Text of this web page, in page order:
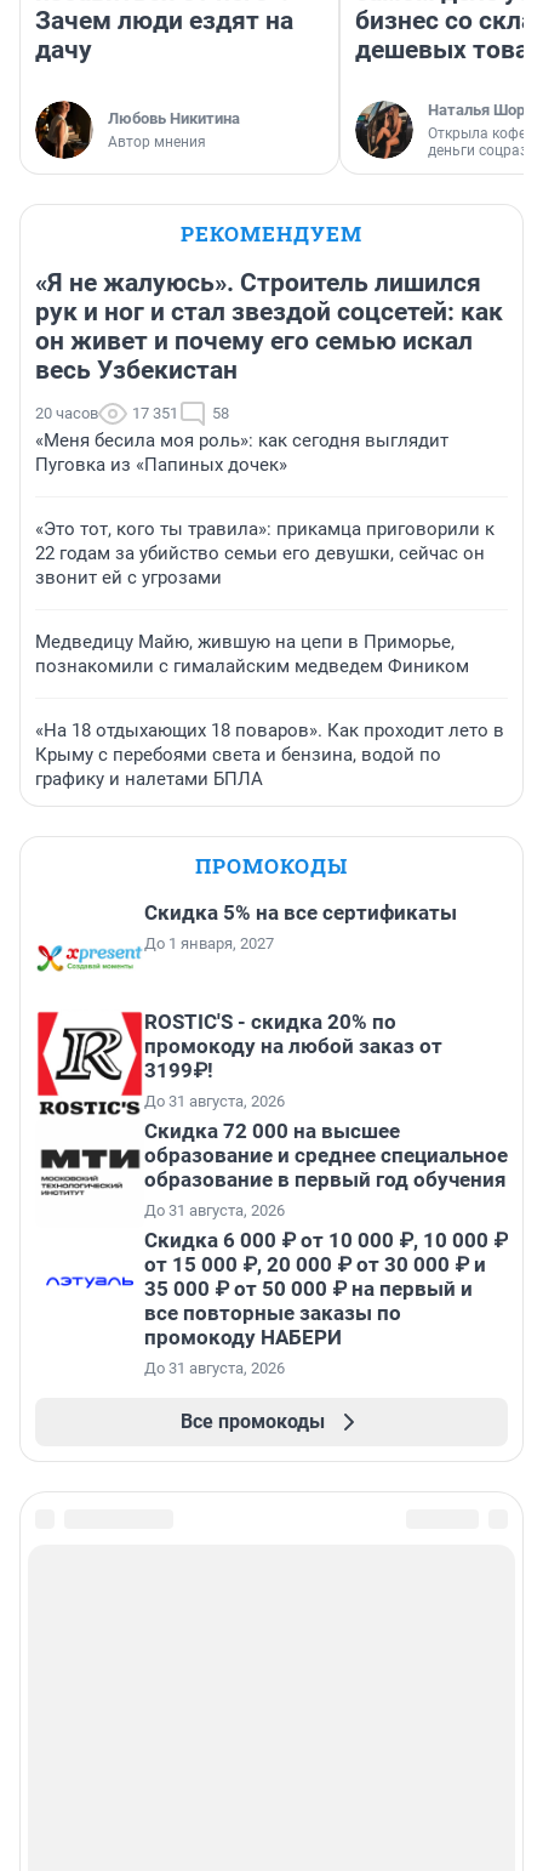
Зачем люди ездят на
дачу
Любовь Никитина
Автор мнения
бизнес со
дешевых
Наталья
Открыла
деньги
РЕКОМЕНДУЕМ
«Я не жалуюсь». Строитель лишился
рук и ног и стал звездой соцсетей: как
он живет и почему его семью искал
весь Узбекистан
20 часов 17 351 58
«Меня бесила моя роль»: как сегодня выглядит
Пуговка из «Папиных дочек»
«Это тот, кого ты травила»: прикамца приговорили к
22 годам за убийство семьи его девушки, сейчас он
звонит ей с угрозами
Медведицу Майю, жившую на цепи в Приморье,
познакомили с гималайским медведем Фиником
«На 18 отдыхающих 18 поваров». Как проходит лето в
Крыму с перебоями света и бензина, водой по
графику и налетами БПЛА
ПРОМОКОДЫ
Скидка 5% на все сертификаты
До 1 января, 2027
ROSTIC'S - скидка 20% по
промокоду на любой заказ от
3199₽!
До 31 августа, 2026
Скидка 72 000 на высшее
образование и среднее специальное
образование в первый год обучения
До 31 августа, 2026
Скидка 6 000 ₽ от 10 000 ₽, 10 000 ₽
от 15 000 ₽, 20 000 ₽ от 30 000 ₽ и
35 000 ₽ от 50 000 ₽ на первый и
все повторные заказы по
промокоду НАБЕРИ
До 31 августа, 2026
Все промокоды